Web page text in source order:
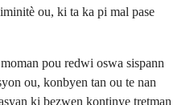
ou, ki ta ka pi mal pase
pou redwi oswa sispann
ou, konbyen tan ou te nan
ki bezwen kontinye tretman